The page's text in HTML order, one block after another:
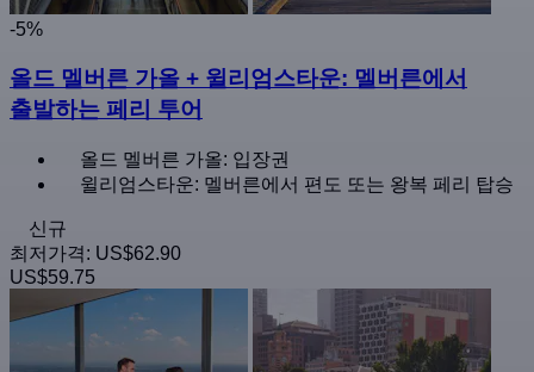
-5%
올드 멜버른 가올 + 윌리엄스타운: 멜버른에서
출발하는 페리 투어
올드 멜버른 가올: 입장권
윌리엄스타운: 멜버른에서 편도 또는 왕복 페리 탑승
신규
최저가격: US$62.90
US$59.75